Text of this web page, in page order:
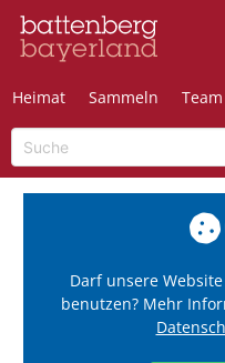
Heimat Sammeln Team
Darf unsere
benutzen? Mehr